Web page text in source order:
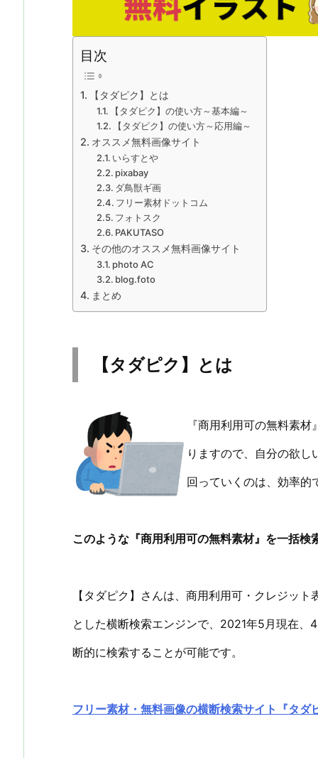
目次
【タダピク】とは
【タダピク】の使い方～基本編～
【タダピク】の使い方～応用編～
オススメ無料画像サイト
いらすとや
pixabay
ダ鳥獣ギ画
フリー素材ドットコム
フォトスク
PAKUTASO
その他のオススメ無料画像サイト
photo AC
blog.foto
まとめ
【タダピク】とは
『商用利用可の無料素
りますので、自分の欲
回っていくのは、効率的
このような『商用利用可の無料素材』を一括
【タダピク】さんは、商用利用可・クレジッ
とした横断検索エンジンで、2021年5月現在
断的に検索することが可能です。
フリー素材・無料画像の横断検索サイト『タダ